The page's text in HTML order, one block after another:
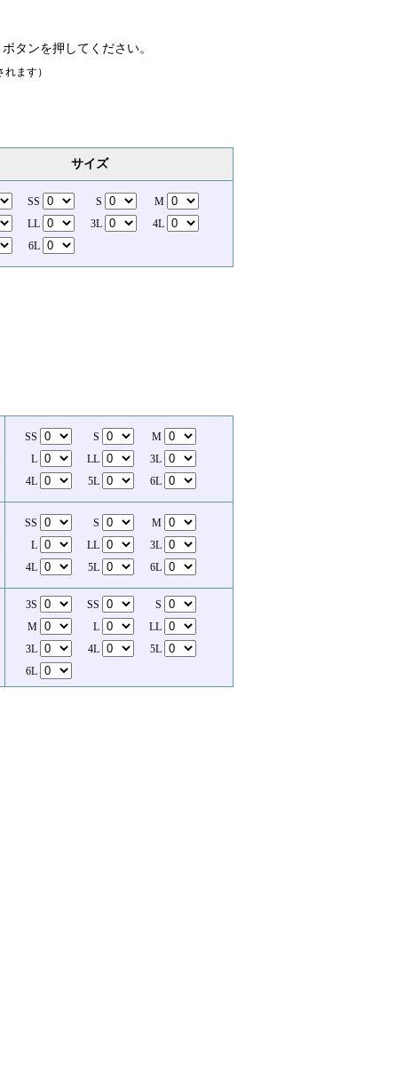
タンを押してください。
ます）
サイズ
SS S
M
LL 3L
4L
6L
SS S
M
L
LL
3L
4L
5L 6L
SS S
M
L
LL
3L
4L
5L 6L
3S SS
S
M
L
LL
3L
4L
5L
6L